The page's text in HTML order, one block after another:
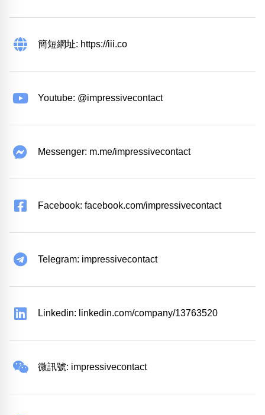
簡短網址: https://iii.co
Youtube: @impressivecontact
Messenger: m.me/impressivecontact
Facebook: facebook.com/impressivecontact
Telegram: impressivecontact
Linkedin: linkedin.com/company/13763520
微訊號: impressivecontact